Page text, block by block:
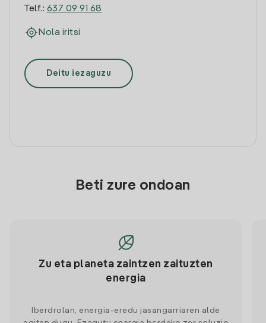
Telf.: 637 09 91 68
Nola iritsi
Deitu iezaguzu
Beti zure ondoan
Zu eta planeta zaintzen zaituzten
energia
Iberdrolan, energia-eredu jasangarriaren alde